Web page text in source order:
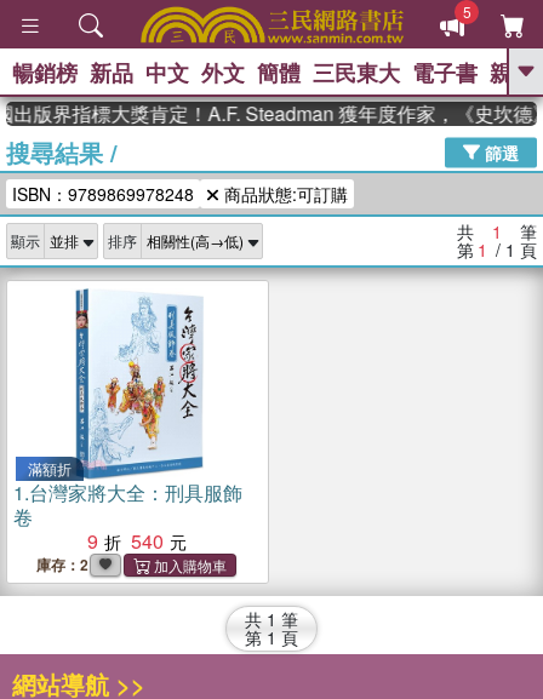
5
GO
The Odyssey 、
父親節 、 如果歷史是一群喵 、 暑期
推薦 、 國際布克獎 臺灣漫遊錄
念華 、 台灣的李登輝時代 、 數學女
孩：黎曼猜想
偉大的迷走神經
暢銷榜 新品 中文 外文 簡體 三民東大 電子書 親子
出版界指標大獎肯定！A.F. Steadman 獲年度作家，《史坎德
搜尋結果/
篩選
ISBN：9789869978248
商品狀態:可訂購
顯示 排序 共 1 筆
第 1 / 1 頁
滿額折
1.台灣家將大全：刑具服飾
卷
9
540
庫存：2
共 1 筆
第 1 頁
網站導航 >>